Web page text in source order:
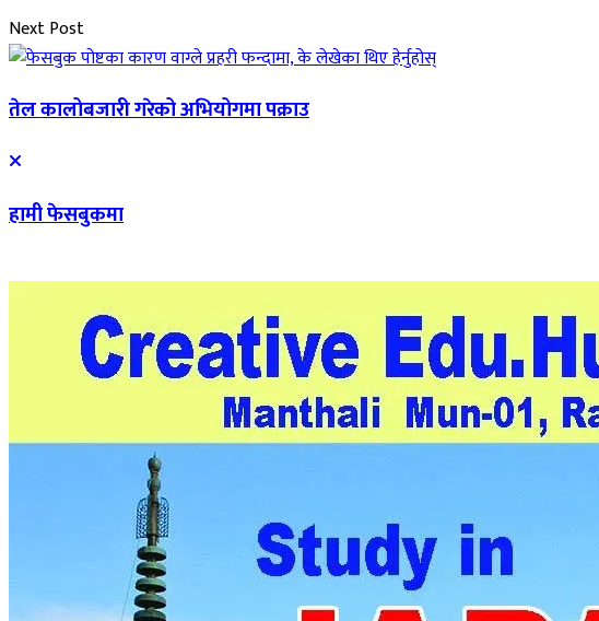
Next Post
तेल कालोबजारी गरेको अभियोगमा पक्राउ
हामी फेसबुकमा